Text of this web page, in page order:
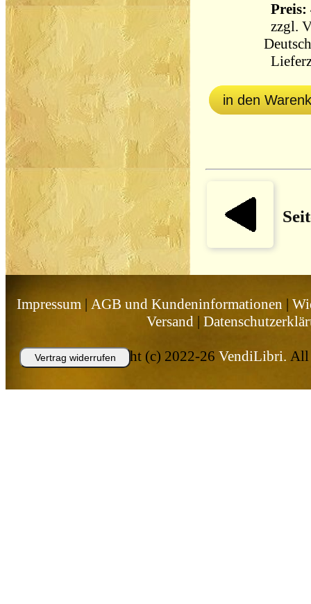
Preis:
zzgl.
in den
Impressum| AGB und Kundeninformationen|
Versand |
Copyright (c) 2022-26 VendiLibri. All
Vertrag widerrufen